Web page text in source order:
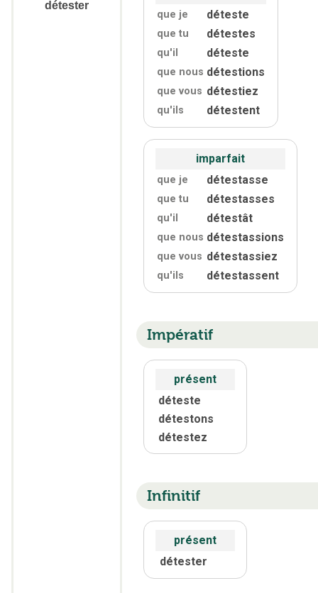
détester
que je déteste
que tu détestes
qu'il déteste
que nous détestions
que vous détestiez
qu'ils détestent
imparfait
que je détestasse
que tu détestasses
qu'il détestât
que nous détestassions
que vous détestassiez
qu'ils détestassent
Impératif
présent
déteste
détestons
détestez
Infinitif
présent
détester